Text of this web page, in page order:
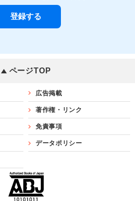
ページTOP
広告掲載
著作権・リンク
免責事項
データポリシー